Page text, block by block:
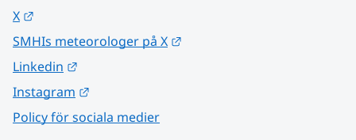
X
SMHIs meteorologer på X
Linkedin
Instagram
Policy för sociala medier